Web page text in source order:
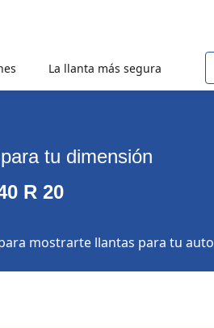
La llanta más segura
tu dimensión
R 20
mostrarte llantas para tu auto